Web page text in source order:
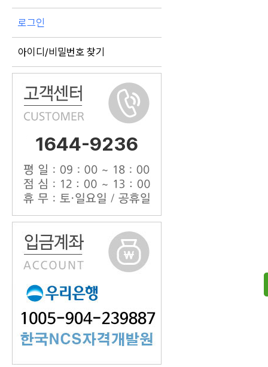
로그인
아이디/비밀번호 찾기
1644-9236